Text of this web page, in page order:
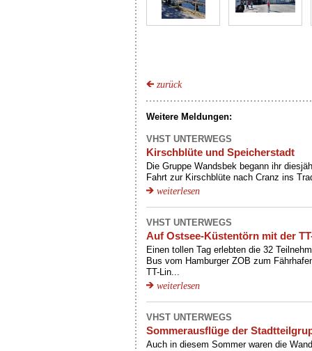
zurück
Weitere Meldungen:
VHST UNTERWEGS
Kirschblüte und Speicherstadt
Die Gruppe Wandsbek begann ihr
Fahrt zur Kirschblüte nach Cranz ins
weiterlesen
VHST UNTERWEGS
Auf Ostsee-Küstentörn mit der
Einen tollen Tag erlebten die 32
Bus vom Hamburger ZOB zum
TT-Lin...
weiterlesen
VHST UNTERWEGS
Sommerausflüge der
Auch in diesem Sommer waren die